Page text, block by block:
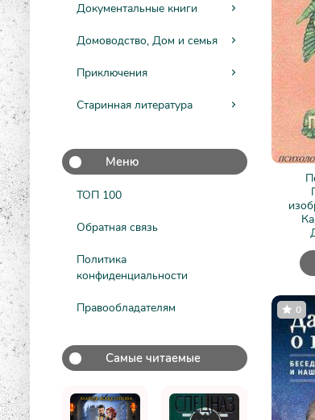
Документальные книги
Домоводство, Дом и семья
Приключения
Старинная литература
Меню
ТОП 100
Обратная связь
Политика
конфиденциальности
Правообладателям
Самые читаемые
0